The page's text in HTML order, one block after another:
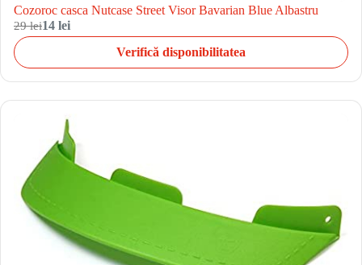
Cozoroc casca Nutcase Street Visor Bavarian Blue Albastru
29 lei14 lei
Verifică disponibilitatea